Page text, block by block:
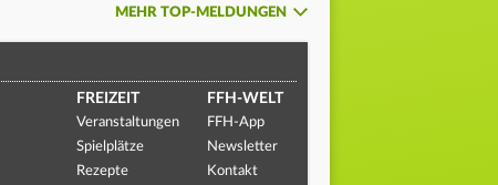
MEHR TOP-MELDUNGEN
FREIZEIT
Veranstaltungen
Spielplätze
Rezepte
FFH-WELT
FFH-App
Newsletter
Kontakt